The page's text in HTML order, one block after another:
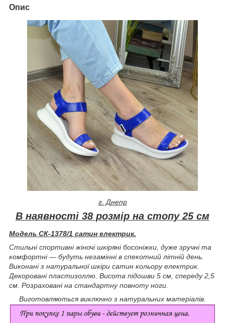
Опис
г. Днепр
В наявності 38 розмір на стопу 25 см
Модель СК-1378/1 сатин електрик.
Стильні спортивні жіночі шкіряні босоніжки, дуже зручні та
комфортні — будуть незамінні в спекотний літній день.
Виконані з натуральної шкіри сатин кольору електрик.
Декоровані пластизоллю. Висота підошви 5 см, спереду 2,5
см. Розраховані на стандартну повноту ноги.
Виготовляються виключно з натуральних матеріалів.